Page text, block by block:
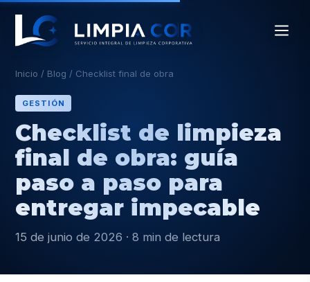
Inicio / Blog / Checklist final de obra
GESTIÓN
Checklist de limpieza
final de obra: guía
paso a paso para
entregar impecable
15 de junio de 2026 · 8 min de lectura